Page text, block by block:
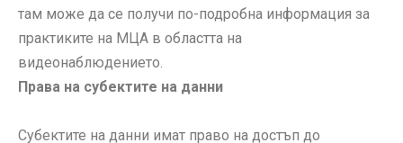
там може да се получи по-подробна информация за
практиките на МЦА в областта на
видеонаблюдението.
Права на субектите на данни
Субектите на данни имат право на достъп до